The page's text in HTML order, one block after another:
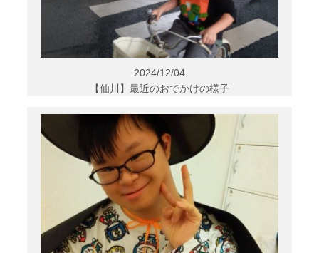
2024/12/04
【仙川】最近のおでかけの様子